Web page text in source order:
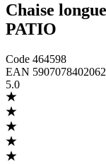
Chaise
PATIO
Code 464598
EAN 5907078402062
5.0